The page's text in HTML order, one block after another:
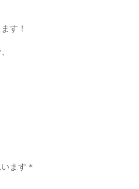
す！
ます＊